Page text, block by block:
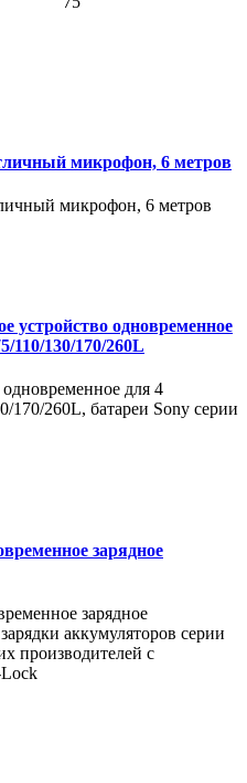
микрофон, 6 метров
микрофон, 6 метров
устройство одновременное
110/130/170/260L
для 4
170/260L, батареи Sony серии
зарядное
зарядное
аккумуляторов серии
производителей с